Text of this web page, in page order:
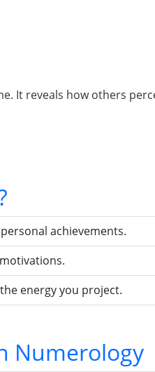
It reveals how others
achievements.
energy you project.
Numerology